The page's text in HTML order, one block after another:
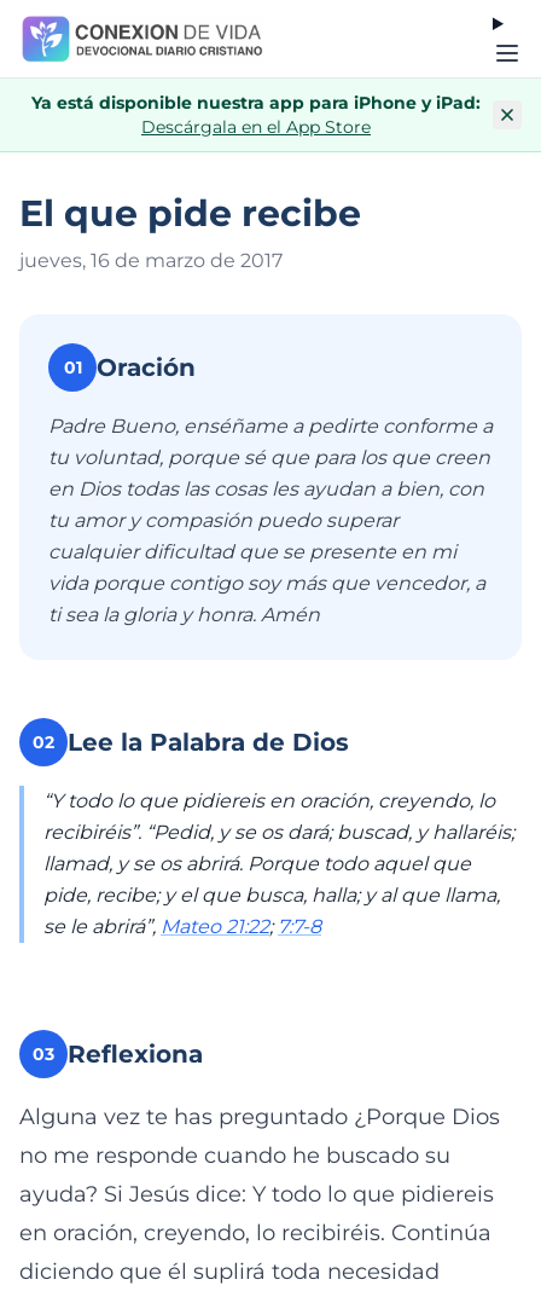
Ya está disponible nuestra app para iPhone y iPad:
Descárgala en el App Store
El que pide recibe
jueves, 16 de marzo de 2017
01 Oración
Padre Bueno, enséñame a pedirte conforme a
tu voluntad, porque sé que para los que creen
en Dios todas las cosas les ayudan a bien, con
tu amor y compasión puedo superar
cualquier dificultad que se presente en mi
vida porque contigo soy más que vencedor, a
ti sea la gloria y honra. Amén
02 Lee la Palabra de Dios
“Y todo lo que pidiereis en oración, creyendo, lo
recibiréis”. “Pedid, y se os dará; buscad, y hallaréis;
llamad, y se os abrirá. Porque todo aquel que
pide, recibe; y el que busca, halla; y al que llama,
se le abrirá”, Mateo 21:22; 7:7-8
03 Reflexiona
Alguna vez te has preguntado ¿Porque Dios
no me responde cuando he buscado su
ayuda? Si Jesús dice: Y todo lo que pidiereis
en oración, creyendo, lo recibiréis. Continúa
diciendo que él suplirá toda necesidad